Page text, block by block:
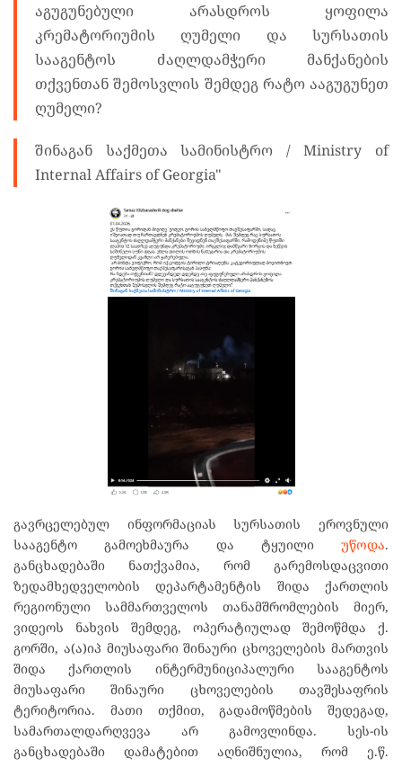
აგუგუნებული არასდროს ყოფილა
კრემატორიუმის ღუმელი და სურსათის
სააგენტოს ძაღლდამჭერი მანქანების
თქვენთან შემოსვლის შემდეგ რატო ააგუგუნეთ
ღუმელი?
შინაგან საქმეთა სამინისტრო / Ministry of
Internal Affairs of Georgia"
გავრცელებულ ინფორმაციას სურსათის ეროვნული
სააგენტო გამოეხმაურა და ტყუილი უწოდა.
განცხადებაში ნათქვამია, რომ გარემოსდაცვითი
ზედამხედველობის დეპარტამენტის შიდა ქართლის
რეგიონული სამმართველოს თანამშრომლების მიერ,
ვიდეოს ნახვის შემდეგ, ოპერატიულად შემოწმდა ქ.
გორში, ა(ა)იპ მიუსაფარი შინაური ცხოველების მართვის
შიდა ქართლის ინტერმუნიციპალური სააგენტოს
მიუსაფარი შინაური ცხოველების თავშესაფრის
ტერიტორია. მათი თქმით, გადამოწმების შედეგად,
სამართალდარღვევა არ გამოვლინდა. სეს-ის
განცხადებაში დამატებით აღნიშნულია, რომ ე.წ.